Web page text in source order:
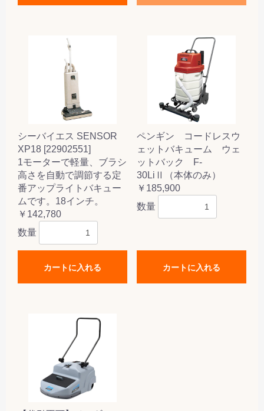
シーバイエス SENSOR
XP18 [22902551]
1モーターで軽量、ブラシ
高さを自動で調節する定
番アップライトバキュー
ムです。18インチ。
￥142,780
数量
カートに入れる
ペンギン コードレスウ
ェットバキューム ウェ
ットバック F-
30LiⅡ（本体のみ）
￥185,900
数量
カートに入れる